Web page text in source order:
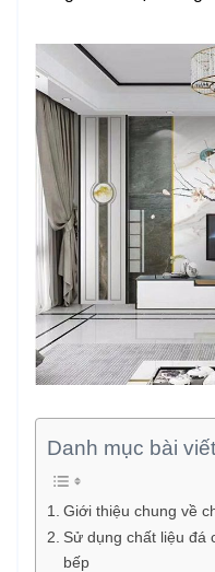
Danh mục bài viết
Giới thiệu chung về
Sử dụng chất liệu đá
bếp